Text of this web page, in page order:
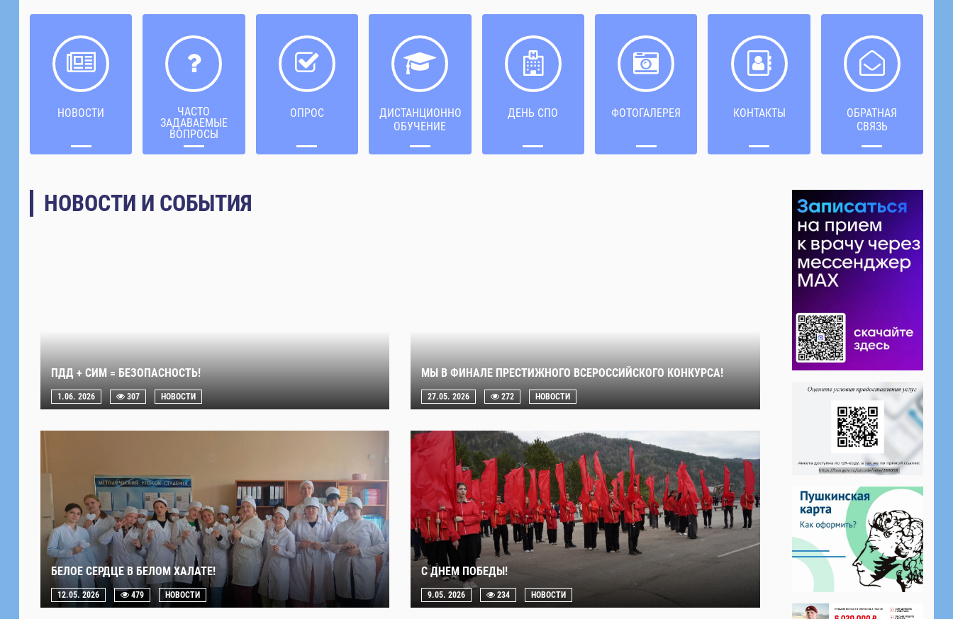
НОВОСТИ
ЧАСТО
ЗАДАВАЕМЫЕ
ВОПРОСЫ
ОПРОС
ДИСТАНЦИОННОЕ
ОБУЧЕНИЕ
ДЕНЬ СПО ФОТОГАЛЕРЕЯ КОНТАКТЫ
ОБРАТНАЯ
СВЯЗЬ
НОВОСТИ И СОБЫТИЯ
ПДД + СИМ = БЕЗОПАСНОСТЬ!
1.06. 2026 307 НОВОСТИ
МЫ В ФИНАЛЕ ПРЕСТИЖНОГО ВСЕРОССИЙСКОГО КОНКУРСА!
27.05. 2026 272 НОВОСТИ
БЕЛОЕ СЕРДЦЕ В БЕЛОМ ХАЛАТЕ!
12.05. 2026 479 НОВОСТИ
С ДНЕМ ПОБЕДЫ!
9.05. 2026 234 НОВОСТИ